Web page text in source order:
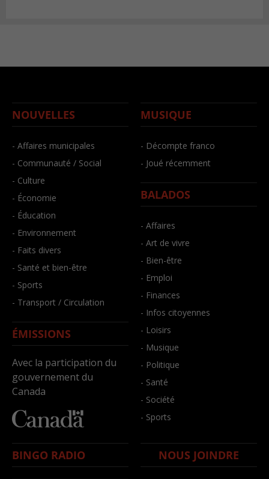
NOUVELLES
- Affaires municipales
- Communauté / Social
- Culture
- Économie
- Éducation
- Environnement
- Faits divers
- Santé et bien-être
- Sports
- Transport / Circulation
ÉMISSIONS
Avec la participation du
gouvernement du
Canada
MUSIQUE
- Décompte franco
- Joué récemment
BALADOS
- Affaires
- Art de vivre
- Bien-être
- Emploi
- Finances
- Infos citoyennes
- Loisirs
- Musique
- Politique
- Santé
- Société
- Sports
BINGO RADIO NOUS JOINDRE